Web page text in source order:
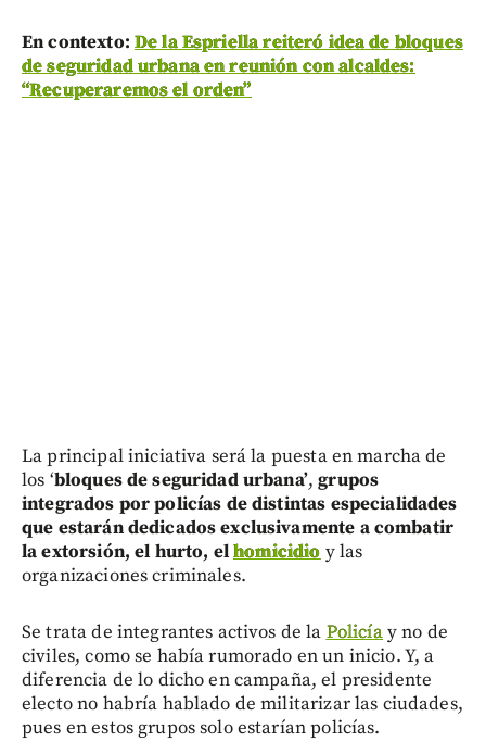
En contexto: De la Espriella reiteró idea de bloques
de seguridad urbana en reunión con alcaldes:
“Recuperaremos el orden”
La principal iniciativa será la puesta en marcha de
los ‘bloques de seguridad urbana’, grupos
integrados por policías de distintas especialidades
que estarán dedicados exclusivamente a combatir
la extorsión, el hurto, elhomicidio y las
organizaciones criminales.
Se trata de integrantes activos de la Policíay no de
civiles, como se había rumorado en un inicio. Y, a
diferencia de lo dicho en campaña, el presidente
electo no habría hablado de militarizar las ciudades,
pues en estos grupos solo estarían policías.